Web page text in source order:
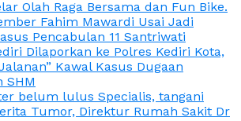
Olah Raga Bersama dan Fun Bike.
Fahim Mawardi Usai Jadi
Pencabulan 11 Santriwati
Dilaporkan ke Polres Kediri Kota,
Kawal Kasus Dugaan
SHM
belum lulus Specialis, tangani
Tumor, Direktur Rumah Sakit Dr